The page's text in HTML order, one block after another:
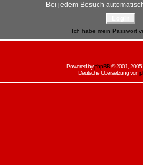
Bei jedem Besuch
Ich habe mein Passwort
Powered byphpBB© 2001, 2005
Deutsche Übersetzung von